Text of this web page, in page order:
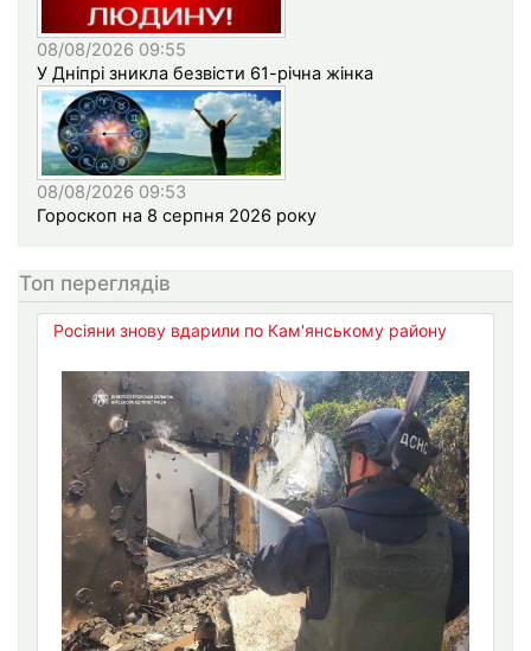
08/08/2026 09:55
У Дніпрі зникла безвісти 61-річна жінка
08/08/2026 09:53
Гороскоп на 8 серпня 2026 року
Топ переглядів
Росіяни знову вдарили по Кам'янському району